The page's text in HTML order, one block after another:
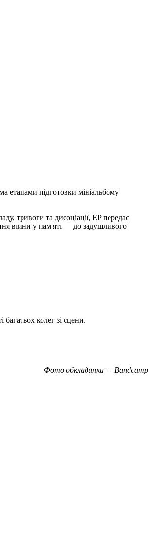
етапами підготовки мініальбому
тривоги та дисоціації, EP передає
війни у пам'яті — до задушливого
колег зі сцени.
Фото обкладинки — Bandcamp